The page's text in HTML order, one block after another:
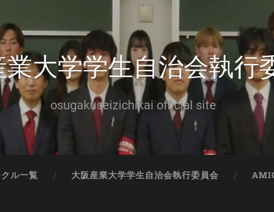
大学学生自治会執行
osugakuseizichikai official site
ル一覧 大阪産業大学学生自治会執行委員会